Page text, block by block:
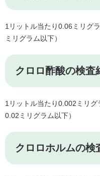
1リットル当たり0.06ミリグ
ミリグラム以下）
クロロ酢酸の検査
1リットル当たり0.002ミリ
0.02ミリグラム以下）
クロロホルムの検